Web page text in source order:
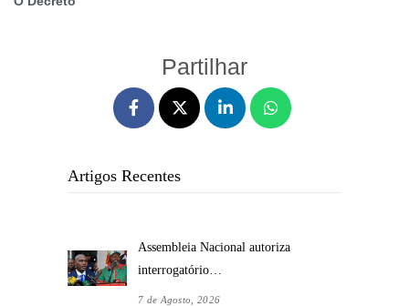
Partilhar
Artigos Recentes
Assembleia Nacional autoriza
interrogatório…
7 de Agosto, 2026